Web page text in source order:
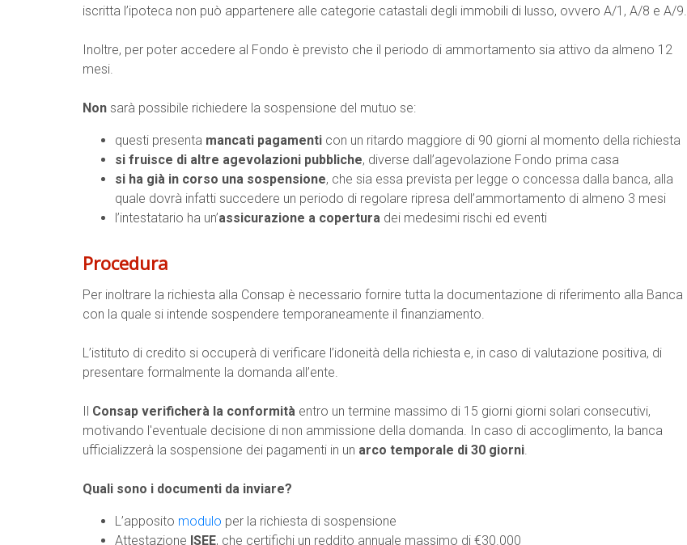
iscritta l’ipoteca non può appartenere alle categorie catastali degli immobili di lusso, ovvero A/1, A/8 e A/9.
Inoltre, per poter accedere al Fondo è previsto che il periodo di ammortamento sia attivo da almeno 12
mesi.
Non sarà possibile richiedere la sospensione del mutuo se:
questi presenta mancati pagamenti con un ritardo maggiore di 90 giorni al momento della richiesta
si fruisce di altre agevolazioni pubbliche, diverse dall’agevolazione Fondo prima casa
si ha già in corso una sospensione, che sia essa prevista per legge o concessa dalla banca, alla
quale dovrà infatti succedere un periodo di regolare ripresa dell’ammortamento di almeno 3 mesi
l’intestatario ha un’assicurazione a copertura dei medesimi rischi ed eventi
Procedura
Per inoltrare la richiesta alla Consap è necessario fornire tutta la documentazione di riferimento alla Banca
con la quale si intende sospendere temporaneamente il finanziamento.
L’istituto di credito si occuperà di verificare l’idoneità della richiesta e, in caso di valutazione positiva, di
presentare formalmente la domanda all’ente.
Il Consap verificherà la conformità entro un termine massimo di 15 giorni giorni solari consecutivi,
motivando l'eventuale decisione di non ammissione della domanda. In caso di accoglimento, la banca
ufficializzerà la sospensione dei pagamenti in un arco temporale di 30 giorni.
Quali sono i documenti da inviare?
L’apposito modulo per la richiesta di sospensione
Attestazione ISEE, che certifichi un reddito annuale massimo di €30.000